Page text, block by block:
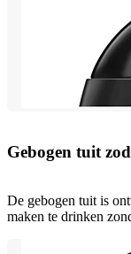
Gebogen tuit
De gebogen tuit is
maken te drinken